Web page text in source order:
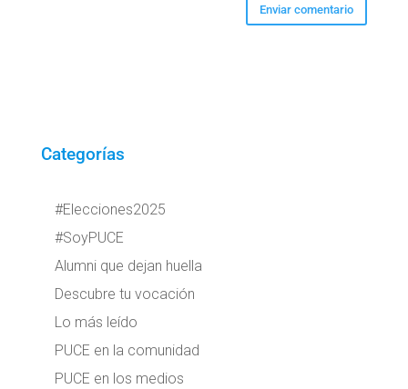
Categorías
#Elecciones2025
#SoyPUCE
Alumni que dejan huella
Descubre tu vocación
Lo más leído
PUCE en la comunidad
PUCE en los medios